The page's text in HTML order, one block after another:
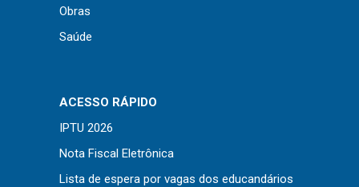
Transparência
Radar da Transparência
Cespro
Obras
Saúde
ACESSO RÁPIDO
IPTU 2026
Nota Fiscal Eletrônica
Lista de espera por vagas dos educandários